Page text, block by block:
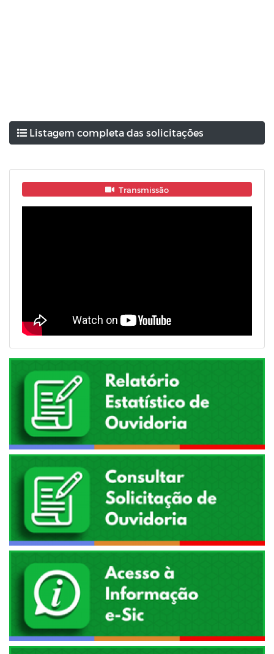
Listagem completa das solicitações
Transmissão